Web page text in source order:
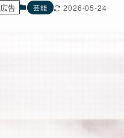
広告 芸能 2026-05-24